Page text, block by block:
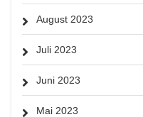
August 2023
Juli 2023
Juni 2023
Mai 2023